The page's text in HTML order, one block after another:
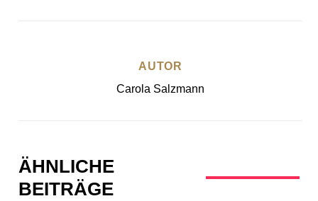
AUTOR
Carola Salzmann
ÄHNLICHE
BEITRÄGE